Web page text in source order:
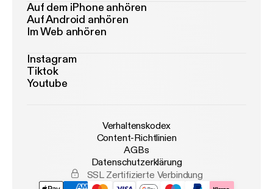
Auf dem iPhone anhören
Auf Android anhören
Im Web anhören
Instagram
Tiktok
Youtube
Verhaltenskodex
Content-Richtlinien
AGBs
Datenschutzerklärung
SSL Zertifizierte Verbindung